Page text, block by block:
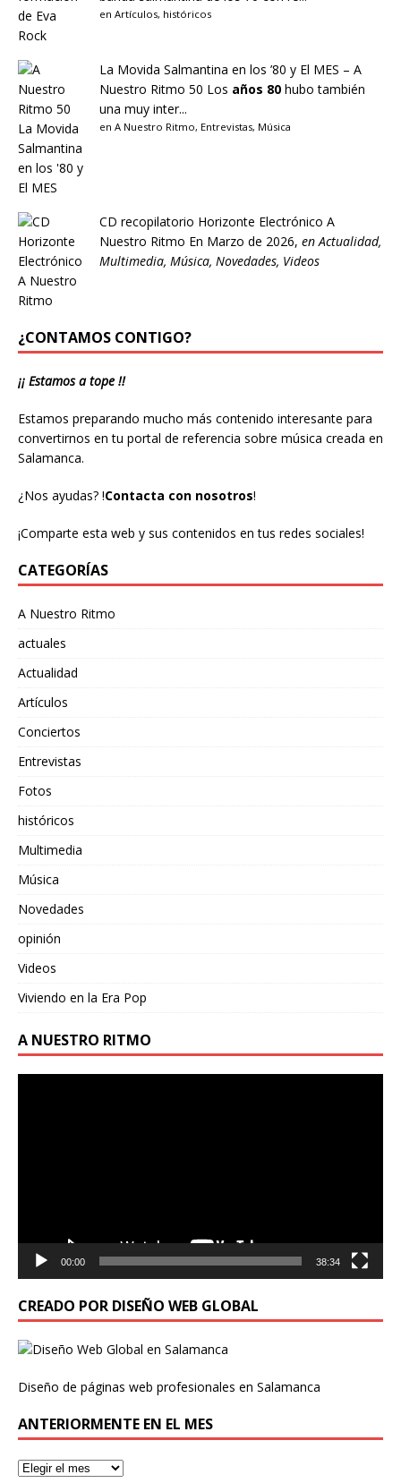
en Artículos, históricos
La Movida Salmantina en los ’80 y El MES – A
Nuestro Ritmo 50 Los años 80 hubo también
una muy inter...
en A Nuestro Ritmo, Entrevistas, Música
CD recopilatorio Horizonte Electrónico A
Nuestro Ritmo En Marzo de 2026, en Actualidad,
Multimedia, Música, Novedades, Videos
¿CONTAMOS CONTIGO?
¡¡ Estamos a tope !!
Estamos preparando mucho más contenido interesante para
convertirnos en tu portal de referencia sobre música creada en
Salamanca.
¿Nos ayudas? !Contacta con nosotros!
¡Comparte esta web y sus contenidos en tus redes sociales!
CATEGORÍAS
A Nuestro Ritmo
actuales
Actualidad
Artículos
Conciertos
Entrevistas
Fotos
históricos
Multimedia
Música
Novedades
opinión
Videos
Viviendo en la Era Pop
A NUESTRO RITMO
00:00 38:34
CREADO POR DISEÑO WEB GLOBAL
Diseño de páginas web profesionales en Salamanca
ANTERIORMENTE EN EL MES